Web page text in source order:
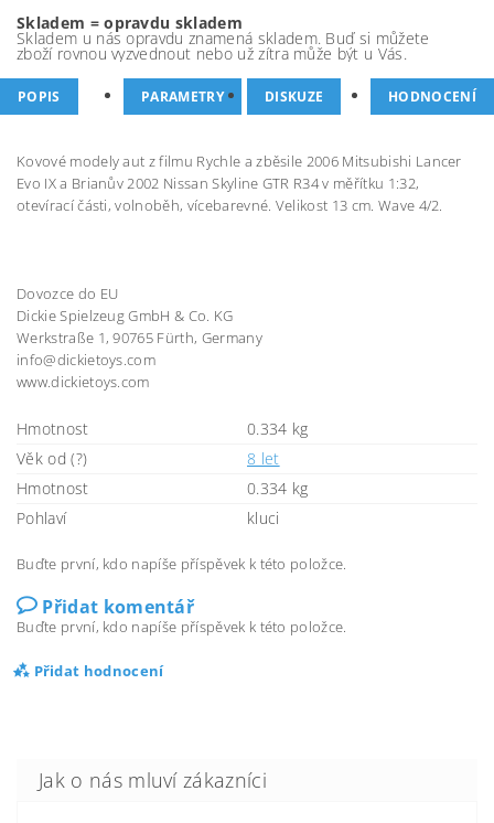
Skladem = opravdu skladem
Skladem u nás opravdu znamená skladem. Buď si můžete
zboží rovnou vyzvednout nebo už zítra může být u Vás.
POPIS PARAMETRY DISKUZE HODNOCENÍ
Kovové modely aut z filmu Rychle a zběsile 2006 Mitsubishi Lancer
Evo IX a Brianův 2002 Nissan Skyline GTR R34 v měřítku 1:32,
otevírací části, volnoběh, vícebarevné. Velikost 13 cm. Wave 4/2.
Dovozce do EU
Dickie Spielzeug GmbH & Co. KG
Werkstraße 1, 90765 Fürth, Germany
info@dickietoys.com
www.dickietoys.com
Hmotnost
0.334 kg
Věk od (?)
8 let
Hmotnost
0.334 kg
Pohlaví
kluci
Buďte první, kdo napíše příspěvek k této položce.
Přidat komentář
Buďte první, kdo napíše příspěvek k této položce.
Přidat hodnocení